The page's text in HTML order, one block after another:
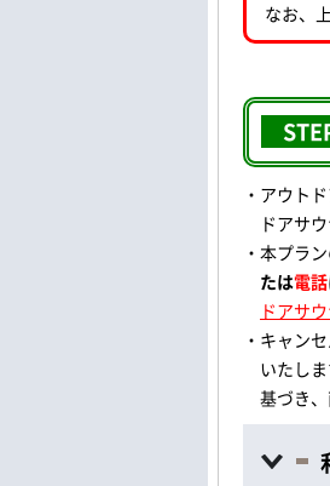
なお、
・アウト
ドアサ
・本プラ
たは電話
ドアサ
・キャン
いたし
基づき、